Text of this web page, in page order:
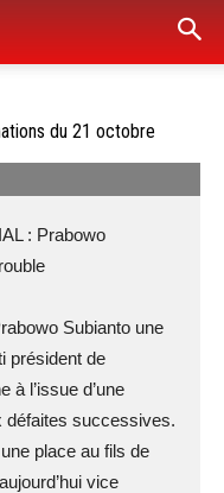
du 21 octobre
: Prabowo
Subianto une
président de
à l’issue d’une
défaites successives.
place au fils de
vice